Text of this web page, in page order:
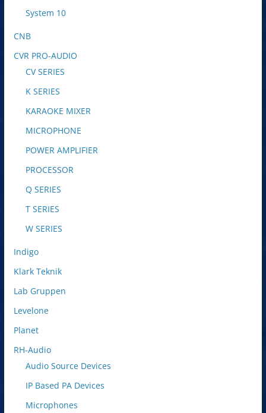
System 10
CNB
CVR PRO-AUDIO
CV SERIES
K SERIES
KARAOKE MIXER
MICROPHONE
POWER AMPLIFIER
PROCESSOR
Q SERIES
T SERIES
W SERIES
Indigo
Klark Teknik
Lab Gruppen
Levelone
Planet
RH-Audio
Audio Source Devices
IP Based PA Devices
Microphones